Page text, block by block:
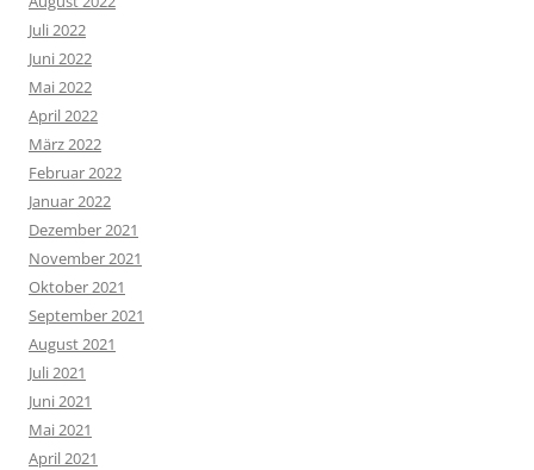
Juli 2022
Juni 2022
Mai 2022
April 2022
März 2022
Februar 2022
Januar 2022
Dezember 2021
November 2021
Oktober 2021
September 2021
August 2021
Juli 2021
Juni 2021
Mai 2021
April 2021